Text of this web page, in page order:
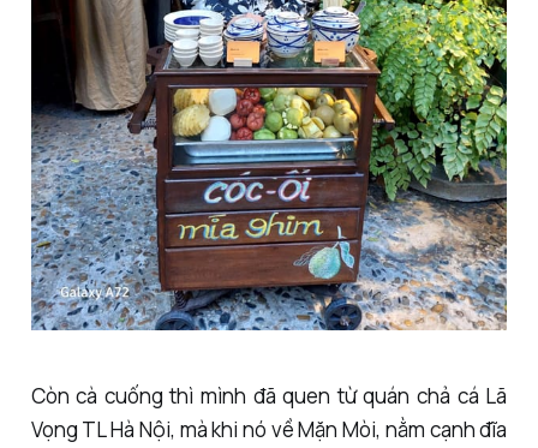
Còn cà cuống thì mình đã quen từ quán chả cá Lã
Vọng TL Hà Nội, mà khi nó về Mặn Mòi, nằm cạnh đĩa